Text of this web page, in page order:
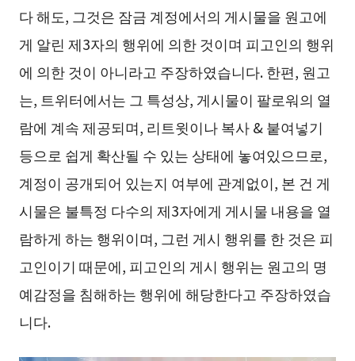
다 해도, 그것은 잠금 계정에서의 게시물을 원고에
게 알린 제3자의 행위에 의한 것이며 피고인의 행위
에 의한 것이 아니라고 주장하였습니다. 한편, 원고
는, 트위터에서는 그 특성상, 게시물이 팔로워의 열
람에 계속 제공되며, 리트윗이나 복사 & 붙여넣기
등으로 쉽게 확산될 수 있는 상태에 놓여있으므로,
계정이 공개되어 있는지 여부에 관계없이, 본 건 게
시물은 불특정 다수의 제3자에게 게시물 내용을 열
람하게 하는 행위이며, 그런 게시 행위를 한 것은 피
고인이기 때문에, 피고인의 게시 행위는 원고의 명
예감정을 침해하는 행위에 해당한다고 주장하였습
니다.